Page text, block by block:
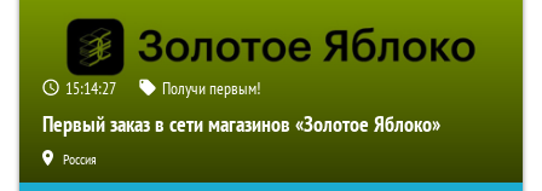
15:14:26 Получи первым!
Первый заказ в сети магазинов «Золотое Яблоко»
Россия